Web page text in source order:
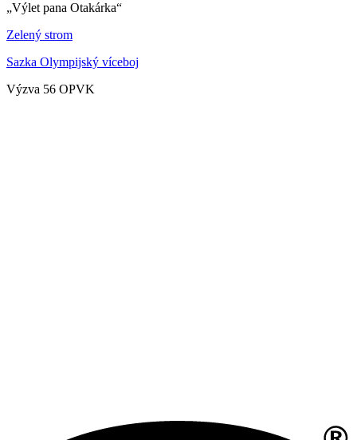
„Výlet pana Otakárka“
Zelený strom
Sazka Olympijský víceboj
Výzva 56 OPVK